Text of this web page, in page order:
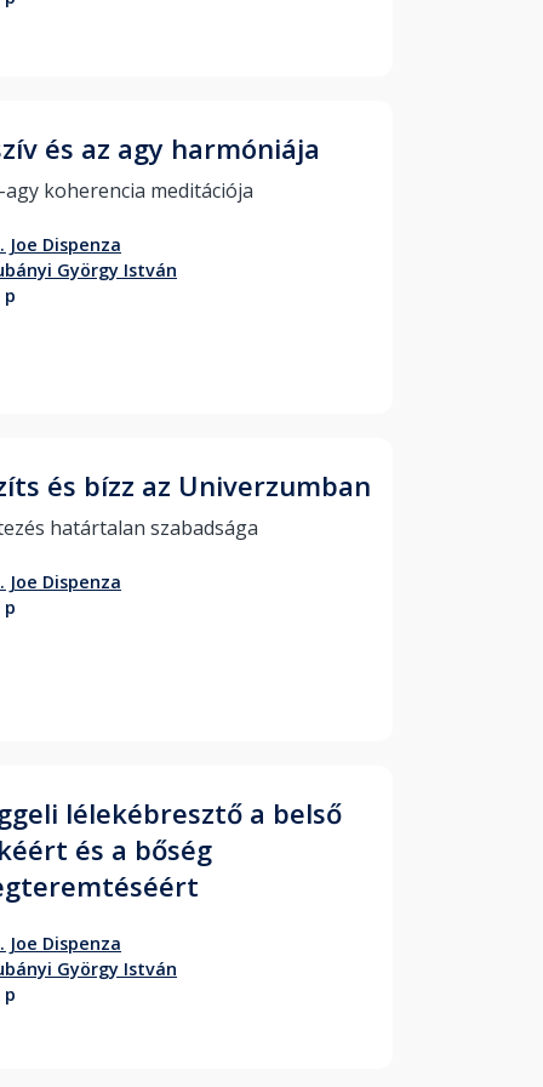
és az agy harmóniája
Joe Dispenza
György István
p
és bízz az Univerzumban
Joe Dispenza
p
lélekébresztő a belső
és a bőség
Joe Dispenza
György István
p